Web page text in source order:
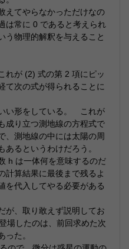
えてやらなかっただけなの
常に 0 であると考えられ
う物理的解釈を与えること
が (2) 式の第 2 項にピッ
て次の式が得られることに
い形をしている。 これが
成り立つ測地線の方程式で
測地線の中には太陽の周
あるというわけだろう。
h は一体何を意味するのだ
算結果に最後まで残るよ
を代入してやる必要がある
が、取り敢えず説明してお
場したのは、前回求めた次
った。